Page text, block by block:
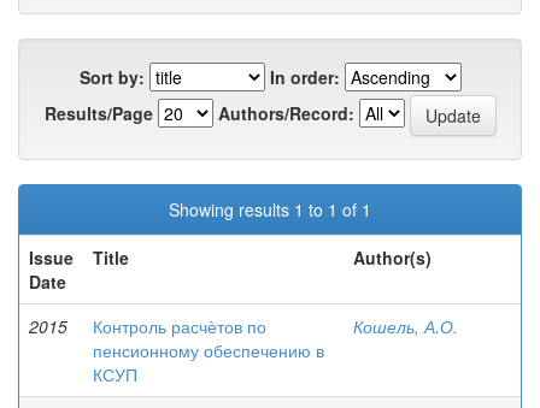
Sort by:
In order:
Results/Page
Authors/Record:
Showing results 1 to 1 of 1
Issue
Date
Title Author(s)
2015
Контроль расчѐтов по
пенсионному обеспечению в
КСУП
Кошель, А.О.